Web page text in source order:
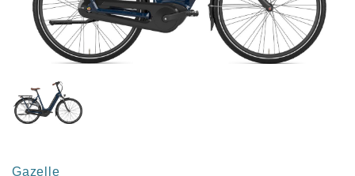
Gazelle